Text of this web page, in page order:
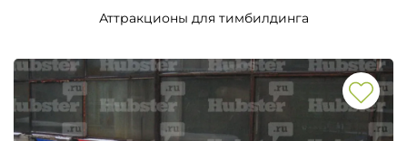
Аттракционы для тимбилдинга